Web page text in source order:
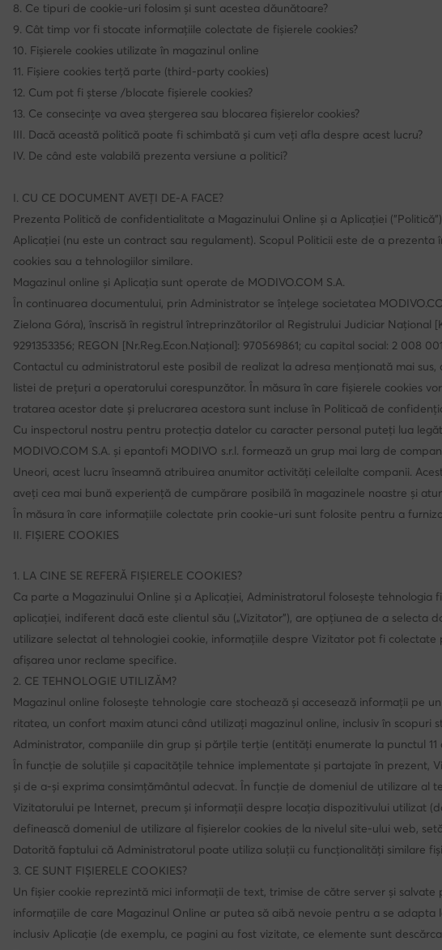
8. Ce tipuri de cookie-uri folosim și sunt acestea dăunătoare?
9. Cât timp vor fi stocate informațiile colectate de fișierele cookies?
10. Fișierele cookies utilizate în magazinul online
11. Fișiere cookies terță parte (third-party cookies)
12. Cum pot fi șterse /blocate fișierele cookies?
13. Ce consecințe va avea ștergerea sau blocarea fișierelor cookies?
III. Dacă această politică poate fi schimbată și cum veți afla despre acest lucru?
IV. De când este valabilă prezenta versiune a politici?
I. CU CE DOCUMENT AVEȚI DE-A FACE?
Prezenta Politică de confidentialitate a Magazinului Online și a Aplicației
Aplicației (nu este un contract sau regulament). Scopul Politicii este de a
cookies sau a tehnologiilor similare.
Magazinul online și Aplicația sunt operate de MODIVO.COM S.A.
În continuarea documentului, prin Administrator se înțelege societatea
Zielona Góra), înscrisă în registrul întreprinzătorilor al Registrului Judiciar Național
9291353356; REGON [Nr.Reg.Econ.Național]: 970569861; cu capital social: 2 008
Contactul cu administratorul este posibil de realizat la adresa menționată mai
listei de prețuri a operatorului corespunzător. În măsura în care fișierele cookies
tratarea acestor date și prelucrarea acestora sunt incluse în Politicaă de
Cu inspectorul nostru pentru protecția datelor cu caracter personal puteți lua
MODIVO.COM S.A. și epantofi MODIVO s.r.l. formează un grup mai larg de
Uneori, acest lucru înseamnă atribuirea anumitor activități celeilalte companii.
aveți cea mai bună experiență de cumpărare posibilă în magazinele noastre și
În măsura în care informațiile colectate prin cookie-uri sunt folosite pentru a
II. FIȘIERE COOKIES
1. LA CINE SE REFERĂ FIȘIERELE COOKIES?
Ca parte a Magazinului Online și a Aplicației, Administratorul folosește
aplicației, indiferent dacă este clientul său („Vizitator”), are opțiunea de a
utilizare selectat al tehnologiei cookie, informațiile despre Vizitator pot fi
afișarea unor reclame specifice.
2. CE TEHNOLOGIE UTILIZĂM?
Magazinul online folosește tehnologie care stochează și accesează informații pe
ritatea, un confort maxim atunci când utilizați magazinul online, inclusiv în
Administrator, companiile din grup și părțile terție (entități enumerate la punctul
În funcție de soluțiile și capacitățile tehnice implementate și partajate în prezent,
și de a-și exprima consimțământul adecvat. În funcție de domeniul de utilizare
Vizitatorului pe Internet, precum și informații despre locația dispozitivului utilizat
definească domeniul de utilizare al fișierelor cookies de la nivelul site-ului web,
Datorită faptului că Administratorul poate utiliza soluții cu funcționalități similare
3. CE SUNT FIȘIERELE COOKIES?
Un fișier cookie reprezintă mici informații de text, trimise de către server și
informațiile de care Magazinul Online ar putea să aibă nevoie pentru a se
inclusiv Aplicație (de exemplu, ce pagini au fost vizitate, ce elemente sunt